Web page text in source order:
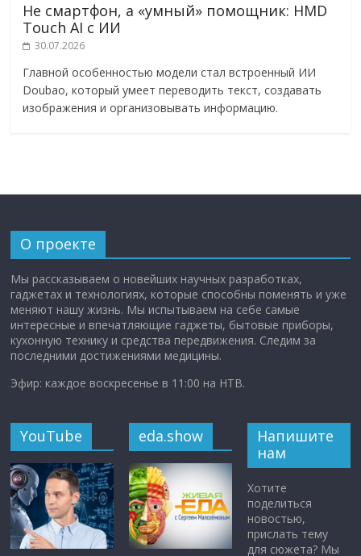
Не смартфон, а «умный» помощник: HMD
Touch AI с ИИ
30.07.2026
Главной особенностью модели стал встроенный ИИ
Doubao, который умеет переводить текст, создавать
изображения и организовывать информацию.
О проекте
Мы рассказываем о новейших научных разработках,
гаджетах и технологиях, которые способны поменять и уже
меняют нашу жизнь. Мы испытываем на себе самые
интересные и впечатляющие гаджеты, бытовые приборы,
кухонную технику и средства передвижения. Следим за
последними достижениями медицины.
Эфир: каждое воскресенье в 11:00 на НТВ.
YouTube eda.show
Напишите
нам
Хотите
поделиться
новостью,
прислать тему
для сюжета? Мы